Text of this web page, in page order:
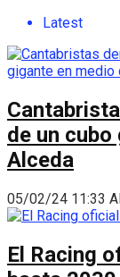
Latest
de un
Alceda
05/02/24 11:33
El Racing